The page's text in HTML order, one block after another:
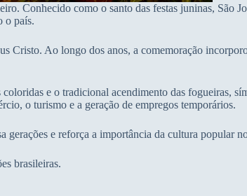
Conhecido como o santo das festas juninas, São
o país.
Cristo. Ao longo dos anos, a comemoração
e o tradicional acendimento das fogueiras,
o turismo e a geração de empregos temporários.
gerações e reforça a importância da cultura popular
brasileiras.